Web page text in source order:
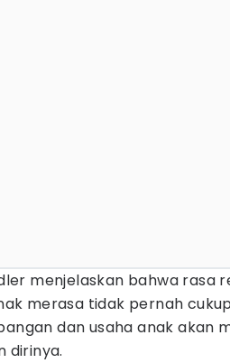
menjelaskan bahwa rasa
merasa tidak pernah
dan usaha anak akan
dirinya.